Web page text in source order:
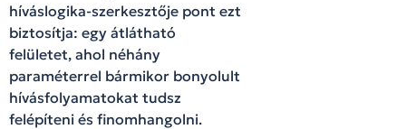
híváslogika-szerkesztője pont ezt
biztosítja: egy átlátható
felületet, ahol néhány
paraméterrel bármikor bonyolult
hívásfolyamatokat tudsz
felépíteni és finomhangolni.